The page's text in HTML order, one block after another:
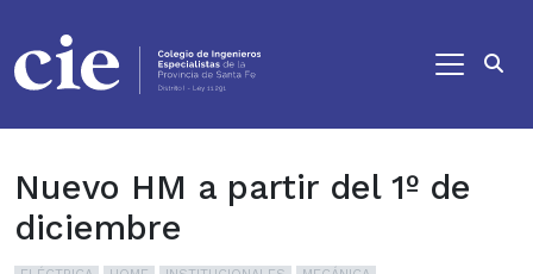
Nuevo HM a partir del 1º de
diciembre